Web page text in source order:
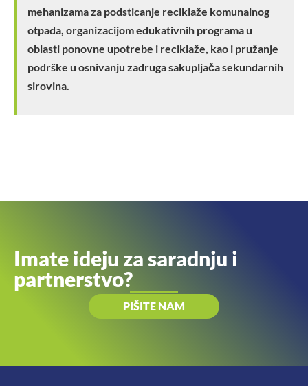
mehanizama za podsticanje reciklaže komunalnog
otpada, organizacijom edukativnih programa u
oblasti ponovne upotrebe i reciklaže, kao i pružanje
podrške u osnivanju zadruga sakupljača sekundarnih
sirovina.
Imate ideju za saradnju i
partnerstvo?
PIŠITE NAM